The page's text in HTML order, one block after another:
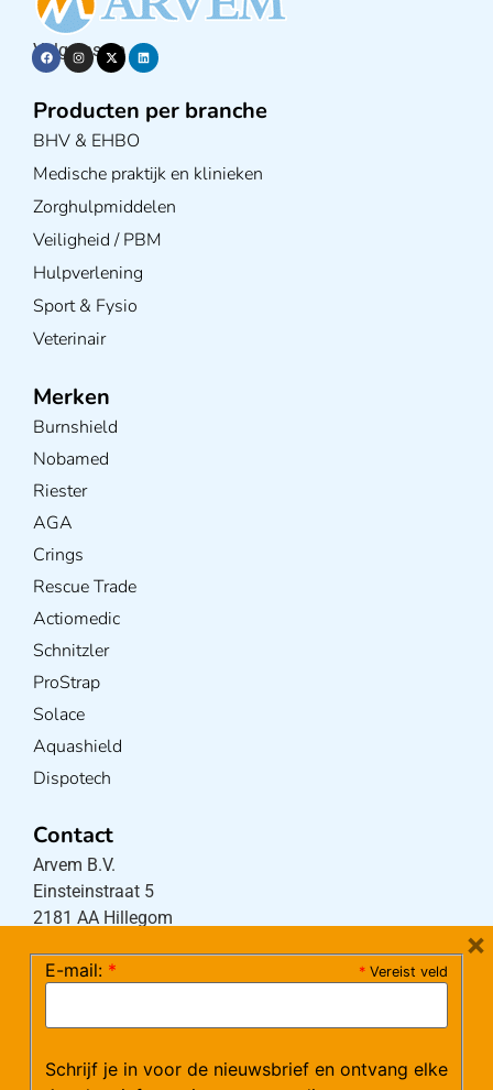
Volg ons op
Producten per branche
BHV & EHBO
Medische praktijk en klinieken
Zorghulpmiddelen
Veiligheid / PBM
Hulpverlening
Sport & Fysio
Veterinair
Merken
Burnshield
Nobamed
Riester
AGA
Crings
Rescue Trade
Actiomedic
Schnitzler
ProStrap
Solace
Aquashield
Dispotech
Contact
Arvem B.V.
Einsteinstraat 5
2181 AA Hillegom
(maandag – donderdag 08:30-17:15 uur / vrijdag
Mail:klantenservice@arvem.nl
* Vereist veld
E-mail: *
Schrijf je in voor de nieuwsbrief en ontvang elke
×